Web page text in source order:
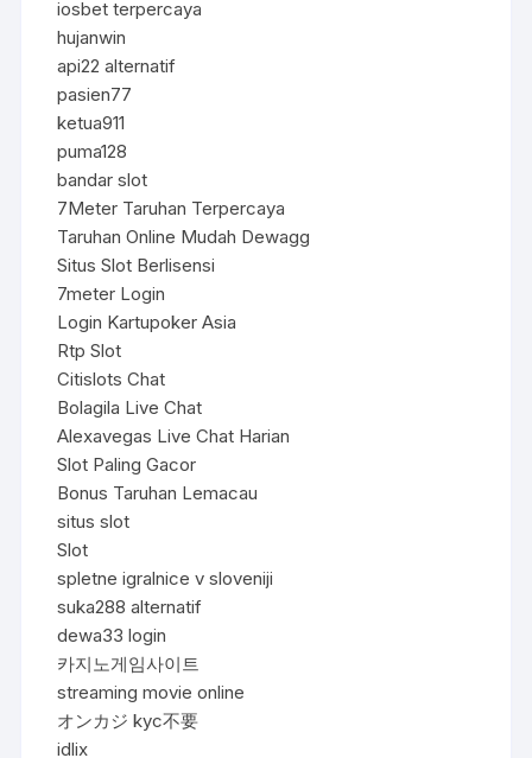
iosbet terpercaya
hujanwin
api22 alternatif
pasien77
ketua911
puma128
bandar slot
7Meter Taruhan Terpercaya
Taruhan Online Mudah Dewagg
Situs Slot Berlisensi
7meter Login
Login Kartupoker Asia
Rtp Slot
Citislots Chat
Bolagila Live Chat
Alexavegas Live Chat Harian
Slot Paling Gacor
Bonus Taruhan Lemacau
situs slot
Slot
spletne igralnice v sloveniji
suka288 alternatif
dewa33 login
카지노게임사이트
streaming movie online
オンカジ kyc不要
idlix